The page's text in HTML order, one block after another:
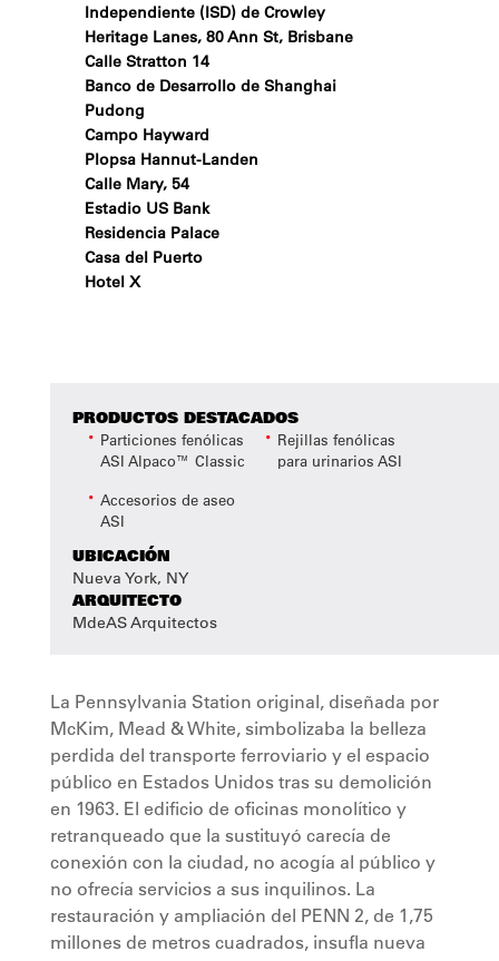
Independiente (ISD) de Crowley
Heritage Lanes, 80 Ann St, Brisbane
Calle Stratton 14
Banco de Desarrollo de Shanghai
Pudong
Campo Hayward
Plopsa Hannut-Landen
Calle Mary, 54
Estadio US Bank
Residencia Palace
Casa del Puerto
Hotel X
PRODUCTOS DESTACADOS
Particiones fenólicas
ASI Alpaco™ Classic
Rejillas fenólicas
para urinarios ASI
Accesorios de aseo
ASI
UBICACIÓN
Nueva York, NY
ARQUITECTO
MdeAS Arquitectos
La Pennsylvania Station original, diseñada por
McKim, Mead & White, simbolizaba la belleza
perdida del transporte ferroviario y el espacio
público en Estados Unidos tras su demolición
en 1963. El edificio de oficinas monolítico y
retranqueado que la sustituyó carecía de
conexión con la ciudad, no acogía al público y
no ofrecía servicios a sus inquilinos. La
restauración y ampliación del PENN 2, de 1,75
millones de metros cuadrados, insufla nueva